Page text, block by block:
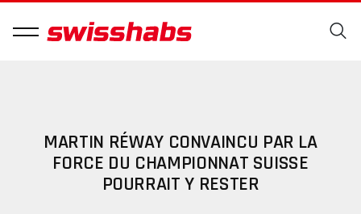
MARTIN RÉWAY CONVAINCU PAR LA
FORCE DU CHAMPIONNAT SUISSE
POURRAIT Y RESTER